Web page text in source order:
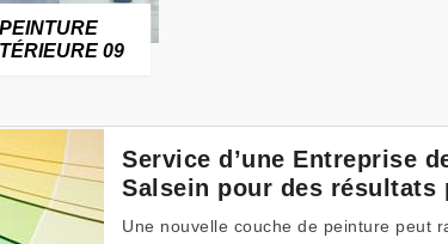
PEINTURE
09
Service d’une Entreprise
Salsein pour des résultats
Une nouvelle couche de peinture peut